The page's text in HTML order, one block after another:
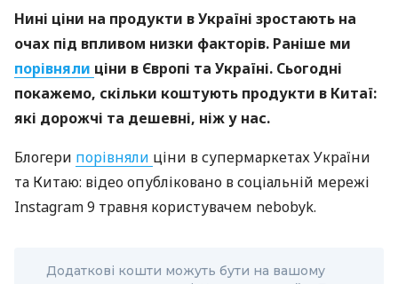
Нині ціни на продукти в Україні зростають на
очах під впливом низки факторів. Раніше ми
порівняли ціни в Європі та Україні. Сьогодні
покажемо, скільки коштують продукти в Китаї:
які дорожчі та дешевні, ніж у нас.
Блогери порівняли ціни в супермаркетах України
та Китаю: відео опубліковано в соціальній мережі
Instagram 9 травня користувачем nebobyk.
Додаткові кошти можуть бути на вашому